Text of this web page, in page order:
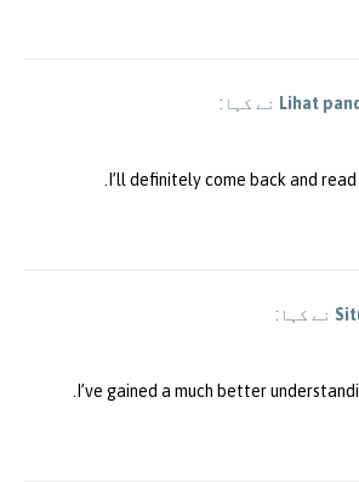
Lihat نے کہا:
I’ll definitely come back and
نے کہا:
I’ve gained a much better